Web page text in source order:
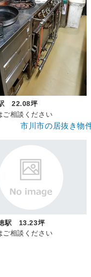
22.08坪
ご相談ください
市川市の居抜き物
駅 13.23坪
ご相談ください